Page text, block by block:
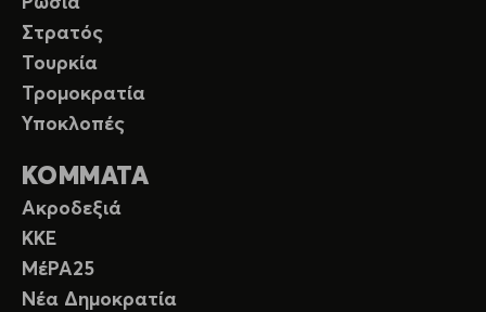
Στρατός
Τουρκία
Τρομοκρατία
Υποκλοπές
ΚΟΜΜΑΤΑ
Ακροδεξιά
ΚΚΕ
ΜέΡΑ25
Νέα Δημοκρατία